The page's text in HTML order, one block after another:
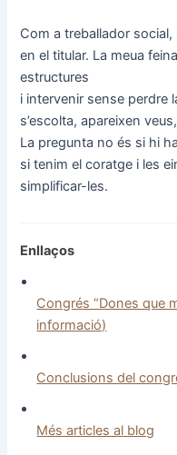
Com a treballador
en el titular. La meua
estructures
i intervenir sense perdre
s’escolta, apareixen
La pregunta no és si hi
si tenim el coratge i les
simplificar-les.
Enllaços
Congrés “Dones que
informació)
Conclusions del
Més articles al blog